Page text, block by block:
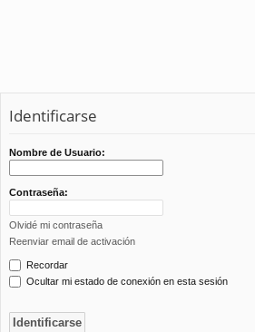
Identificarse
Nombre de Usuario:
Contraseña:
Olvidé mi contraseña
Reenviar email de activación
Recordar
Ocultar mi estado de conexión en esta sesión